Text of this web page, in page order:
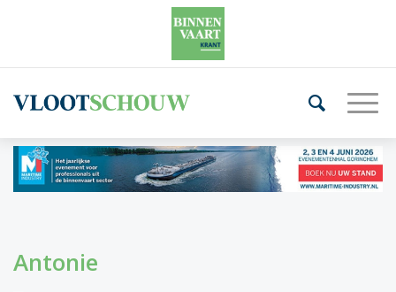
Antonie